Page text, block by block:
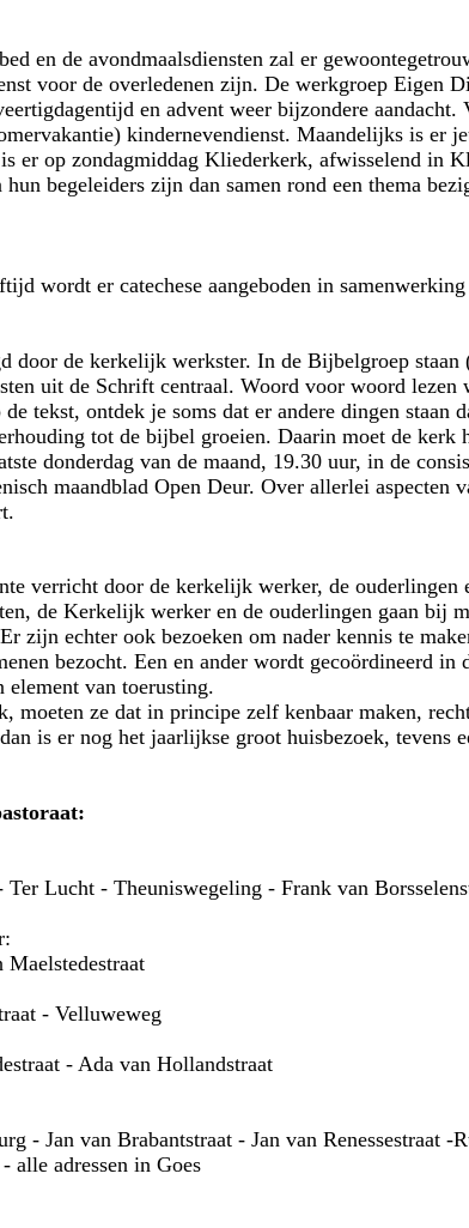
en de avondmaalsdiensten zal er
voor de overledenen zijn. De werkgroep Eigen
en advent weer bijzondere
kindernevendienst. Maandelijks is er
er op zondagmiddag Kliederkerk, afwisselend in
begeleiders zijn dan samen rond een thema
wordt er catechese aangeboden in
door de kerkelijk werkster. In de Bijbelgroep staan
uit de Schrift centraal. Woord voor woord lezen
tekst, ontdek je soms dat er andere dingen staan
tot de bijbel groeien. Daarin moet de
donderdag van de maand, 19.30 uur, in de
maandblad Open Deur. Over allerlei aspecten
verricht door de kerkelijk werker, de ouderlingen
de Kerkelijk werker en de ouderlingen gaan bij
zijn echter ook bezoeken om nader kennis te
bezocht. Een en ander wordt gecoördineerd in
element van toerusting.
moeten ze dat in principe zelf kenbaar maken,
is er nog het jaarlijkse groot huisbezoek, tevens
Lucht - Theuniswegeling - Frank van
- Velluweweg
- Ada van Hollandstraat
- Jan van Brabantstraat - Jan van Renessestraat -
alle adressen in Goes